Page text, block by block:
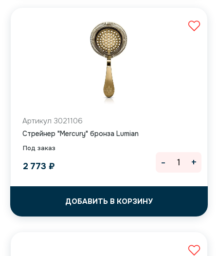
Под заказ
Артикул 3021106
Cтрейнер "Mercury" бронза Lumian
2 773 ₽
ДОБАВИТЬ В КОРЗИНУ
- +